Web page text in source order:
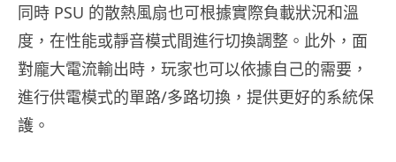
同時 PSU 的散熱風扇也可根據實際負載狀況和溫
度，在性能或靜音模式間進行切換調整。此外，面
對龐大電流輸出時，玩家也可以依據自己的需要，
進行供電模式的單路/多路切換，提供更好的系統保
護。